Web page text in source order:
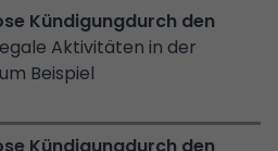
Aktivitäten in der
Beispiel